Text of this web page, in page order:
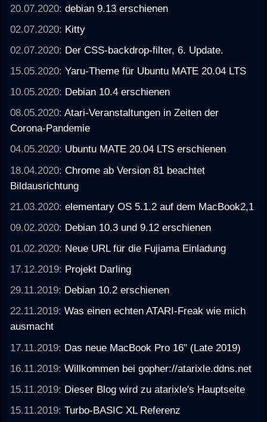
20.07.2020:debian 9.13 erschienen
02.07.2020: Kitty
02.07.2020: Der CSS-backdrop-filter, 6. Update.
15.05.2020:Yaru-Theme für Ubuntu MATE 20.04 LTS
10.05.2020: Debian 10.4 erschienen
08.05.2020:Atari-Veranstaltungen in Zeiten der
Corona-Pandemie
04.05.2020: Ubuntu MATE 20.04 LTS erschienen
18.04.2020:Chrome ab Version 81 beachtet
Bildausrichtung
21.03.2020:elementary OS 5.1.2 auf dem MacBook2,1
09.02.2020: Debian 10.3 und 9.12 erschienen
01.02.2020: Neue URL für die Fujiama Einladung
17.12.2019: Projekt Darling
29.11.2019: Debian 10.2 erschienen
22.11.2019:Was einen echten ATARI-Freak wie mich
ausmacht
17.11.2019: Das neue MacBook Pro 16" (Late 2019)
16.11.2019:Willkommen bei gopher://atarixle.ddns.net
15.11.2019: Dieser Blog wird zu atarixle's Hauptseite
15.11.2019:Turbo-BASIC XL Referenz